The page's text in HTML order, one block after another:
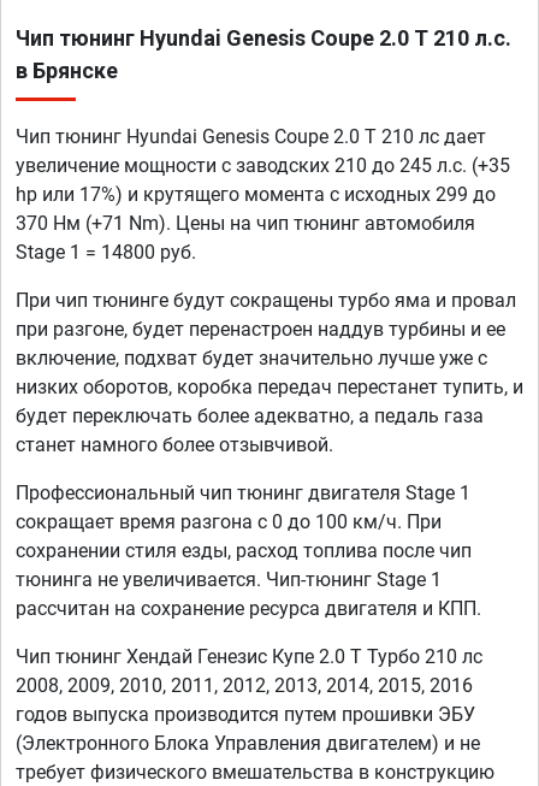
Чип тюнинг Hyundai Genesis Coupe 2.0 T 210 л.с.
в Брянске
Чип тюнинг Hyundai Genesis Coupe 2.0 T 210 лс дает
увеличение мощности с заводских 210 до 245 л.с. (+35
hp или 17%) и крутящего момента с исходных 299 до
370 Нм (+71 Nm). Цены на чип тюнинг автомобиля
Stage 1 = 14800 руб.
При чип тюнинге будут сокращены турбо яма и провал
при разгоне, будет перенастроен наддув турбины и ее
включение, подхват будет значительно лучше уже с
низких оборотов, коробка передач перестанет тупить, и
будет переключать более адекватно, а педаль газа
станет намного более отзывчивой.
Профессиональный чип тюнинг двигателя Stage 1
сокращает время разгона с 0 до 100 км/ч. При
сохранении стиля езды, расход топлива после чип
тюнинга не увеличивается. Чип-тюнинг Stage 1
рассчитан на сохранение ресурса двигателя и КПП.
Чип тюнинг Хендай Генезис Купе 2.0 T Турбо 210 лс
2008, 2009, 2010, 2011, 2012, 2013, 2014, 2015, 2016
годов выпуска производится путем прошивки ЭБУ
(Электронного Блока Управления двигателем) и не
требует физического вмешательства в конструкцию